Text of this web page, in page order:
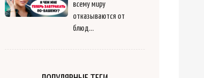
всему миру
отказываются от
блюд…